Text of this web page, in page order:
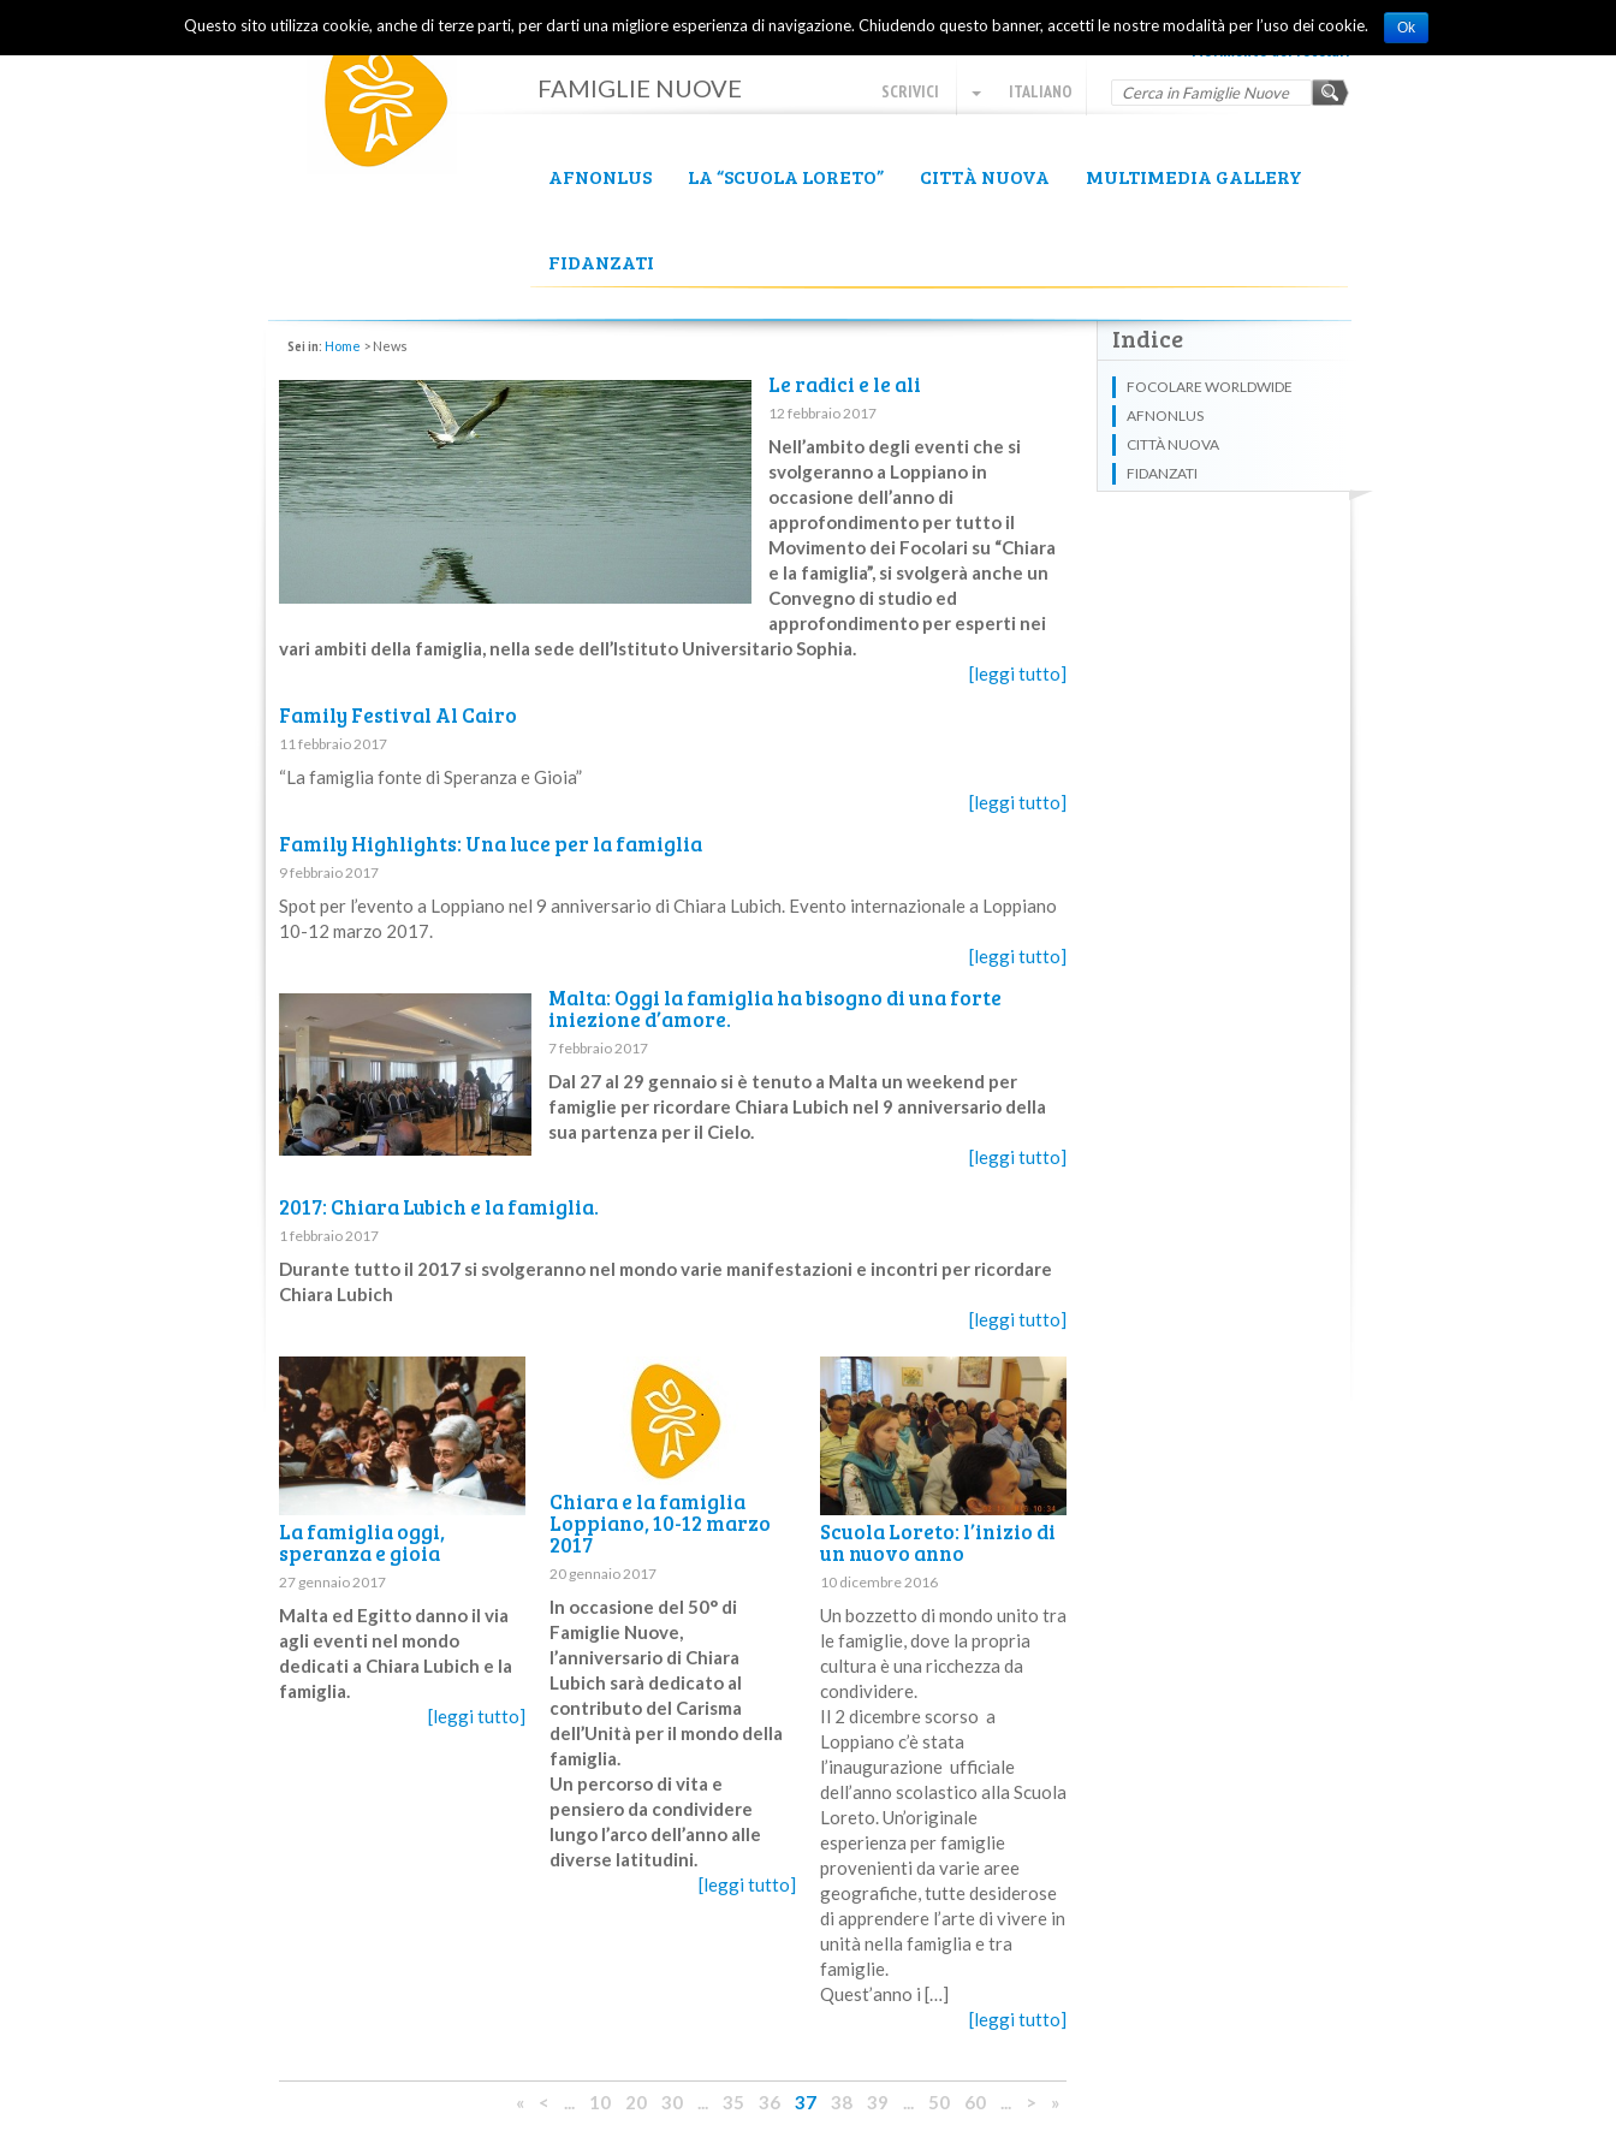
Movimento dei focolari
FAMIGLIE NUOVE ITALIANO
SCRIVICI
AFNONLUS LA “SCUOLA LORETO” CITTÀ NUOVA MULTIMEDIA GALLERY
FIDANZATI
Sei in: Home > News
Le radici e le ali
12 febbraio 2017
Nell’ambito degli eventi che si
svolgeranno a Loppiano in
occasione dell’anno di
approfondimento per tutto il
Movimento dei Focolari su “Chiara
e la famiglia”, si svolgerà anche un
Convegno di studio ed
approfondimento per esperti nei
vari ambiti della famiglia, nella sede dell’Istituto Universitario Sophia.
[leggi tutto]
Family Festival Al Cairo
11 febbraio 2017
“La famiglia fonte di Speranza e Gioia”
[leggi tutto]
Family Highlights: Una luce per la famiglia
9 febbraio 2017
Spot per l’evento a Loppiano nel 9 anniversario di Chiara Lubich. Evento internazionale a Loppiano
10-12 marzo 2017.
[leggi tutto]
Malta: Oggi la famiglia ha bisogno di una forte
iniezione d’amore.
7 febbraio 2017
Dal 27 al 29 gennaio si è tenuto a Malta un weekend per
famiglie per ricordare Chiara Lubich nel 9 anniversario della
sua partenza per il Cielo.
[leggi tutto]
2017: Chiara Lubich e la famiglia.
1 febbraio 2017
Durante tutto il 2017 si svolgeranno nel mondo varie manifestazioni e incontri per ricordare
Chiara Lubich
[leggi tutto]
La famiglia oggi,
speranza e gioia
27 gennaio 2017
Malta ed Egitto danno il via
agli eventi nel mondo
dedicati a Chiara Lubich e la
famiglia.
[leggi tutto]
Chiara e la famiglia
Loppiano, 10-12 marzo
2017
20 gennaio 2017
In occasione del 50° di
Famiglie Nuove,
l’anniversario di Chiara
Lubich sarà dedicato al
contributo del Carisma
dell’Unità per il mondo della
famiglia.
Un percorso di vita e
pensiero da condividere
lungo l’arco dell’anno alle
diverse latitudini.
[leggi tutto]
Scuola Loreto: l’inizio di
un nuovo anno
10 dicembre 2016
Un bozzetto di mondo unito tra
le famiglie, dove la propria
cultura è una ricchezza da
condividere.
Il 2 dicembre scorso a
Loppiano c’è stata
l’inaugurazione ufficiale
dell’anno scolastico alla Scuola
Loreto. Un’originale
esperienza per famiglie
provenienti da varie aree
geografiche, tutte desiderose
di apprendere l’arte di vivere in
unità nella famiglia e tra
famiglie.
Quest’anno i […]
[leggi tutto]
« < ... 10 20 30 ... 35 36 37 38 39 ... 50 60 ... > »
Indice
FOCOLARE WORLDWIDE
AFNONLUS
CITTÀ NUOVA
FIDANZATI
Questo sito utilizza cookie, anche di terze parti, per darti una migliore esperienza di navigazione. Chiudendo questo banner, accetti le nostre modalità per l’uso dei cookie. Ok